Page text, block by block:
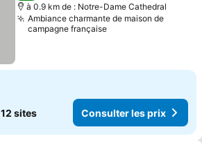
à 0.9 km de : Notre-Dame Cathedral
Ambiance charmante de maison de
campagne française
12 sites Consulter les prix